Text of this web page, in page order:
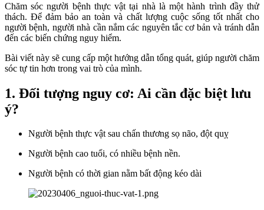
Chăm sóc người bệnh thực vật tại nhà là một hành trình đầy thử
thách. Để đảm bảo an toàn và chất lượng cuộc sống tốt nhất cho
người bệnh, người nhà cần nắm các nguyên tắc cơ bản và tránh dẫn
đến các biến chứng nguy hiểm.
Bài viết này sẽ cung cấp một hướng dẫn tổng quát, giúp người chăm
sóc tự tin hơn trong vai trò của mình.
1. Đối tượng nguy cơ: Ai cần đặc biệt lưu
ý?
Người bệnh thực vật sau chấn thương sọ não, đột quỵ
Người bệnh cao tuổi, có nhiều bệnh nền.
Người bệnh có thời gian nằm bất động kéo dài